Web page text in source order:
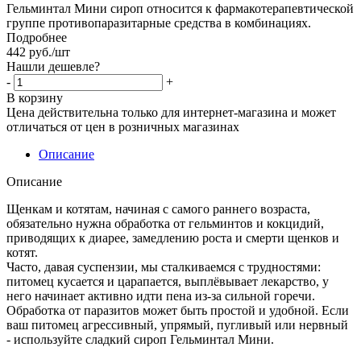
Гельминтал Мини сироп относится к фармакотерапевтической
группе противопаразитарные средства в комбинациях.
Подробнее
442 руб./шт
Нашли дешевле?
-
+
В корзину
Цена действительна только для интернет-магазина и может
отличаться от цен в розничных магазинах
Описание
Описание
Щенкам и котятам, начиная с самого раннего возраста,
обязательно нужна обработка от гельминтов и кокцидий,
приводящих к диарее, замедлению роста и смерти щенков и
котят.
Часто, давая суспензии, мы сталкиваемся с трудностями:
питомец кусается и царапается, выплёвывает лекарство, у
него начинает активно идти пена из-за сильной горечи.
Обработка от паразитов может быть простой и удобной. Если
ваш питомец агрессивный, упрямый, пугливый или нервный
- используйте сладкий сироп Гельминтал Мини.